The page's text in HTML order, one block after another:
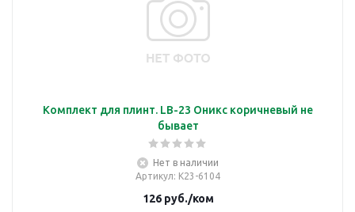
Комплект для плинт. LB-23 Оникс коричневый не
бывает
Нет в наличии
Артикул: К23-6104
126руб./ком